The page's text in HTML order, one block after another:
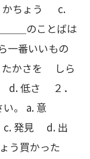
かちょう c.
＿のことばは
一番いいもの
たかさを しら
d. 低さ ２．
。 a. 意
d. 出
う買かった